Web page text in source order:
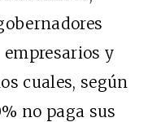
y
cuales, según
no paga sus